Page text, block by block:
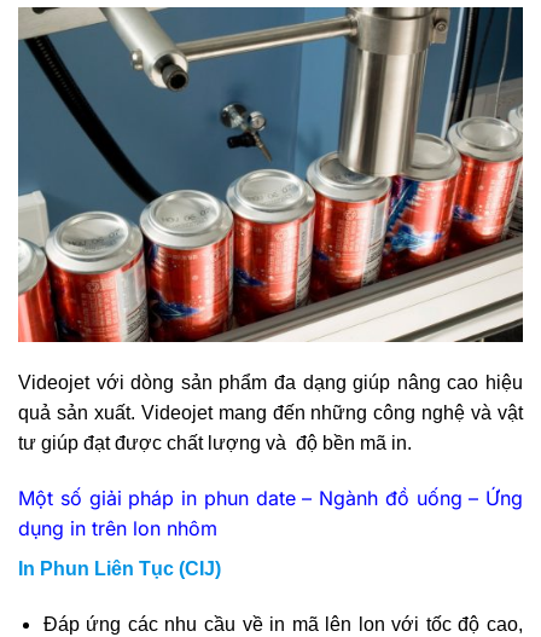
Videojet với dòng sản phẩm đa dạng giúp nâng cao hiệu
quả sản xuất. Videojet mang đến những công nghệ và vật
tư giúp đạt được chất lượng và độ bền mã in.
Một số giải pháp in phun date – Ngành đồ uống – Ứng
dụng in trên lon nhôm
In Phun Liên Tục (CIJ)
Đáp ứng các nhu cầu về in mã lên lon với tốc độ cao,